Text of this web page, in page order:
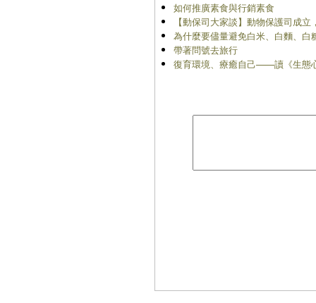
如何推廣素食與行銷素食
【動保司大家談】動物保護司成
為什麼要儘量避免白米、白麵、白
帶著問號去旅行
復育環境、療癒自己——讀《生態